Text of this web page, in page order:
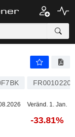
Veränd. 1. Jan.
-33.81%